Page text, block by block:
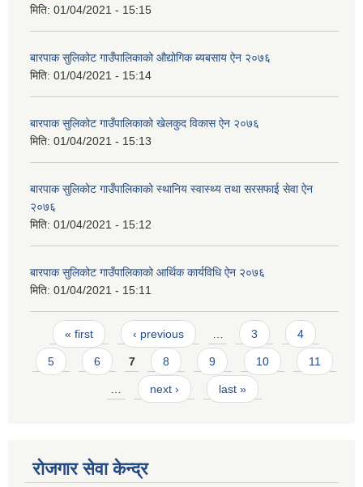
मिति: 01/04/2021 - 15:15
बारपाक सुलिकोट गाउँपालिकाको औद्योगिक ब्यबसाय ऐन २०७६
मिति: 01/04/2021 - 15:14
बारपाक सुलिकोट गाउँपालिकाको खेलकुद विकास ऐन २०७६
मिति: 01/04/2021 - 15:13
बारपाक सुलिकोट गाउँपालिकाको स्थानिय स्वास्थ्य तथा सरसफाई सेवा ऐन
२०७६
मिति: 01/04/2021 - 15:12
बारपाक सुलिकोट गाउँपालिकाको आर्थिक कार्यविधि ऐन २०७६
मिति: 01/04/2021 - 15:11
Pages
« first ‹ previous 3 4
5 6 7 8 9 10 11
next › last »
रोजगार सेवा केन्द्र